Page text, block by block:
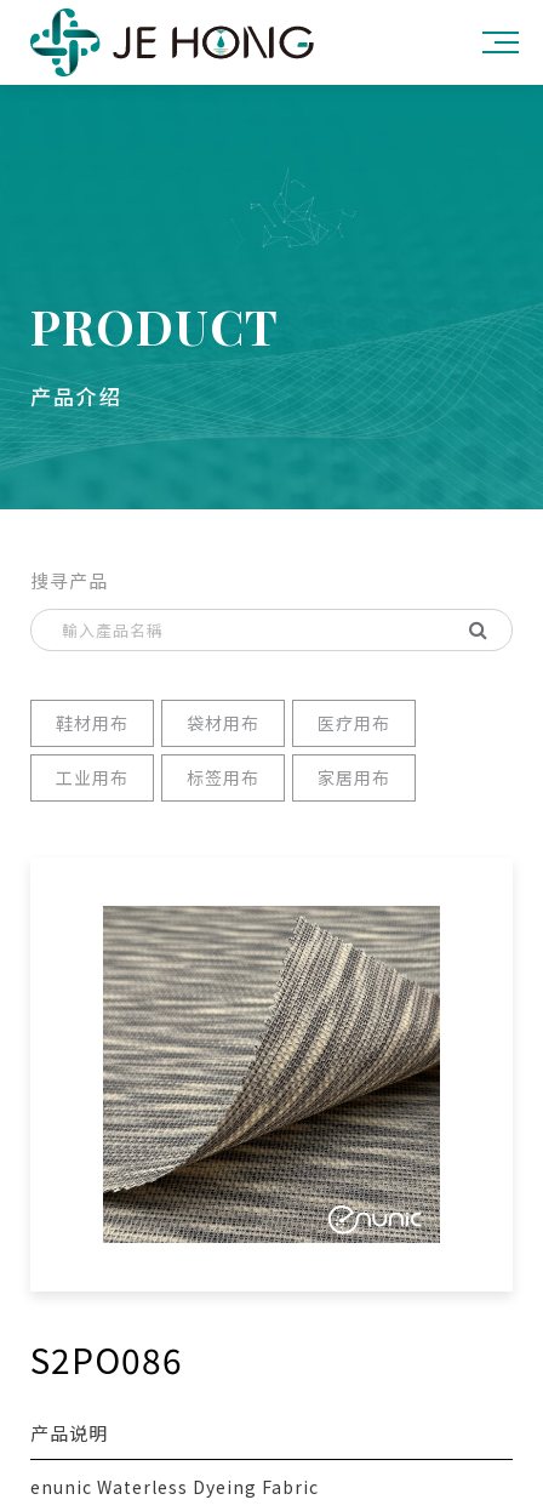
PRODUCT
产品介绍
搜寻产品
鞋材用布 袋材用布 医疗用布
工业用布 标签用布 家居用布
S2PO086
产品说明
enunic Waterless Dyeing Fabric